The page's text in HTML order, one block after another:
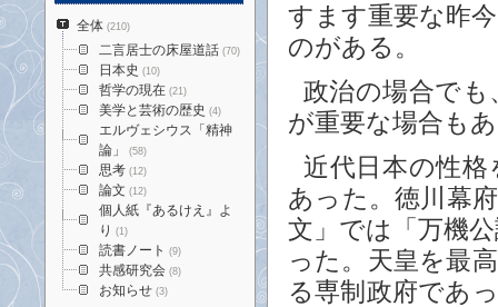
すます重要な昨
のがある。
政治の場合で
が重要な場合も
近代日本の性
あった。徳川幕
文」では「万機
った。天皇を最
る専制政府であ
全体 (210)
二言居士の床屋道話 (70)
日本史 (10)
哲学の現在 (21)
美学と芸術の歴史 (4)
エルヴェシウス「精神
論」
(58)
思考 (12)
論文 (12)
個人紙『あるけえ』よ
り (1)
読書ノート (9)
共感研究会 (8)
お知らせ (3)